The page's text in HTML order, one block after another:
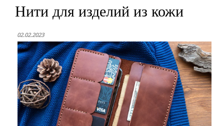
Нити для изделий из кожи
02.02.2023